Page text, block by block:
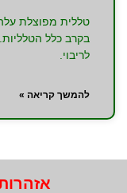
טללית מפוצלת
בקרב כלל
לריבוי.
להמשך קריאה »